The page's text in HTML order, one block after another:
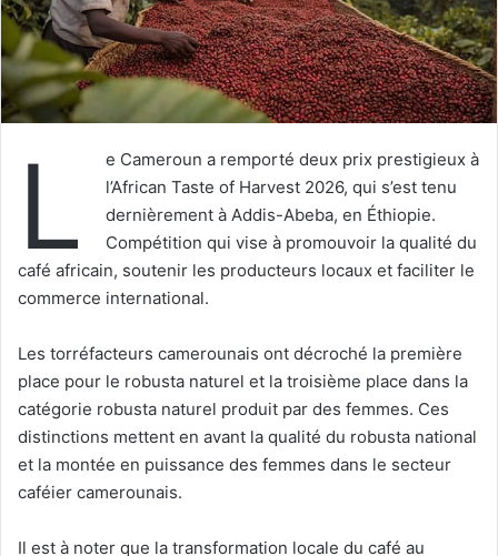
L
e Cameroun a remporté deux prix prestigieux à
l’African Taste of Harvest 2026, qui s’est tenu
dernièrement à Addis-Abeba, en Éthiopie.
Compétition qui vise à promouvoir la qualité du
café africain, soutenir les producteurs locaux et faciliter le
commerce international.
Les torréfacteurs camerounais ont décroché la première
place pour le robusta naturel et la troisième place dans la
catégorie robusta naturel produit par des femmes. Ces
distinctions mettent en avant la qualité du robusta national
et la montée en puissance des femmes dans le secteur
caféier camerounais.
Il est à noter que la transformation locale du café au